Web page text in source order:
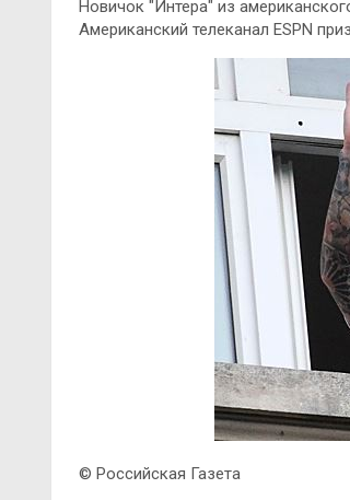
Новичок "Интера" из
Американский телеканал ESPN
© Российская Газета